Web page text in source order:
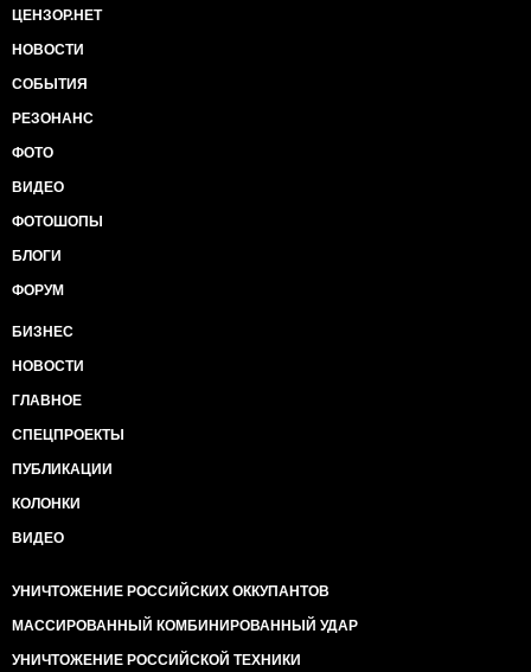
ЦЕНЗОР.НЕТ
НОВОСТИ
СОБЫТИЯ
РЕЗОНАНС
ФОТО
ВИДЕО
ФОТОШОПЫ
БЛОГИ
ФОРУМ
БИЗНЕС
НОВОСТИ
ГЛАВНОЕ
СПЕЦПРОЕКТЫ
ПУБЛИКАЦИИ
КОЛОНКИ
ВИДЕО
УНИЧТОЖЕНИЕ РОССИЙСКИХ ОККУПАНТОВ
МАССИРОВАННЫЙ КОМБИНИРОВАННЫЙ УДАР
УНИЧТОЖЕНИЕ РОССИЙСКОЙ ТЕХНИКИ